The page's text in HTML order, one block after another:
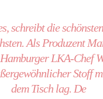
schreibt die
Als Produzent
LKA-Chef
Stoff
dem Tisch lag. De